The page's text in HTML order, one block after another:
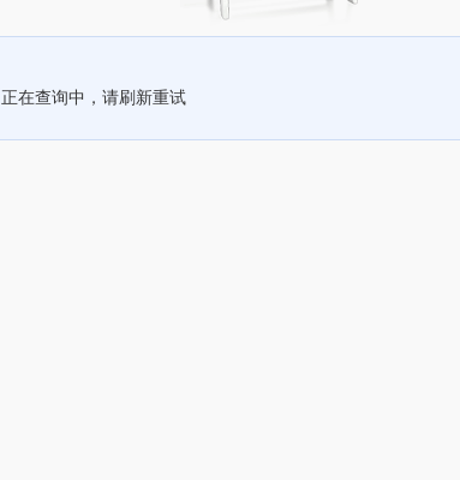
正在查询中，请刷新重试